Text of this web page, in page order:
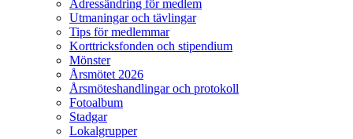
Adressändring för medlem
Utmaningar och tävlingar
Tips för medlemmar
Korttricksfonden och stipendium
Mönster
Årsmötet 2026
Årsmöteshandlingar och protokoll
Fotoalbum
Stadgar
Lokalgrupper